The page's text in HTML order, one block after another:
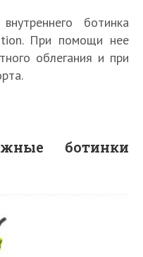
ботинка
При помощи нее
облегания и при
ботинки